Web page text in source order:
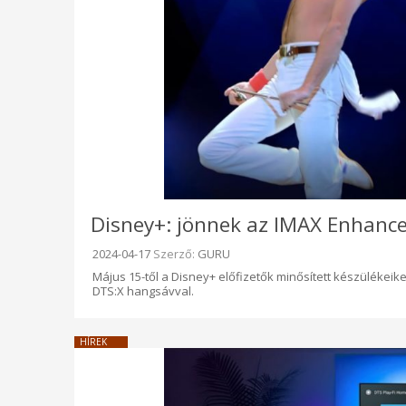
Disney+: jönnek az IMAX
Beküldve:
2024-04-17 Szerző: GURU
Május 15-től a Disney+ előfizetők minősített
DTS:X hangsávval.
HÍREK